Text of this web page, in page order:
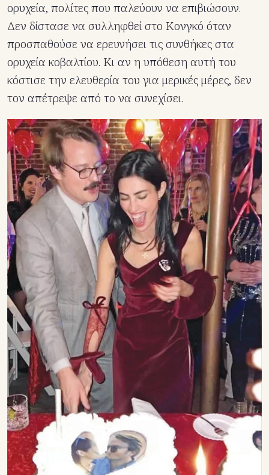
ορυχεία, πολίτες που παλεύουν να επιβιώσουν.
Δεν δίστασε να συλληφθεί στο Κονγκό όταν
προσπαθούσε να ερευνήσει τις συνθήκες στα
ορυχεία κοβαλτίου. Κι αν η υπόθεση αυτή του
κόστισε την ελευθερία του για μερικές μέρες, δεν
τον απέτρεψε από το να συνεχίσει.